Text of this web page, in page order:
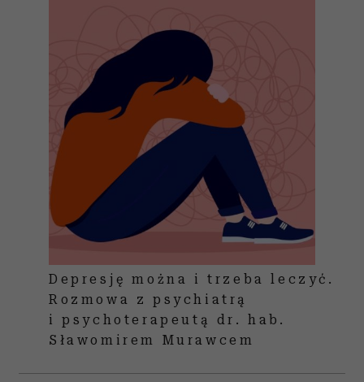
Depresję można i trzeba leczyć.
Rozmowa z psychiatrą
i psychoterapeutą dr. hab.
Sławomirem Murawcem